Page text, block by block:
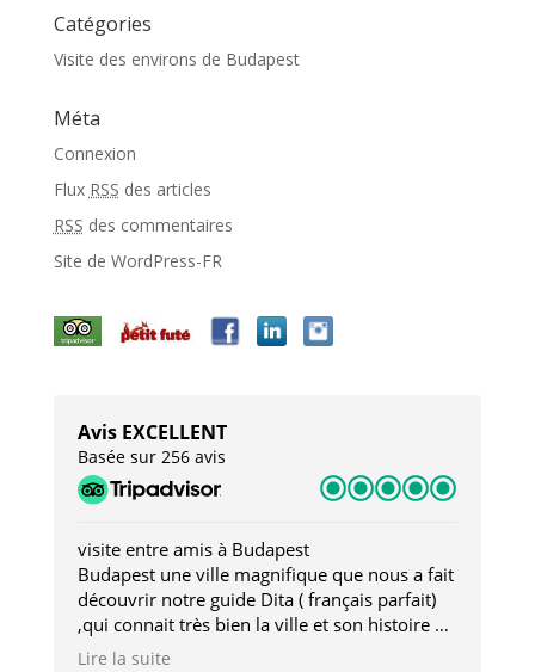
Catégories
Visite des environs de Budapest
Méta
Connexion
Flux RSS des articles
RSS des commentaires
Site de WordPress-FR
Avis EXCELLENT
Basée sur 256 avis
visite entre amis à Budapest
Budapest une ville magnifique que nous a fait
découvrir notre guide Dita ( français parfait)
,qui connait très bien la ville et son histoire et
qui nous a permis d'accéder à des lieux
Lire la suite